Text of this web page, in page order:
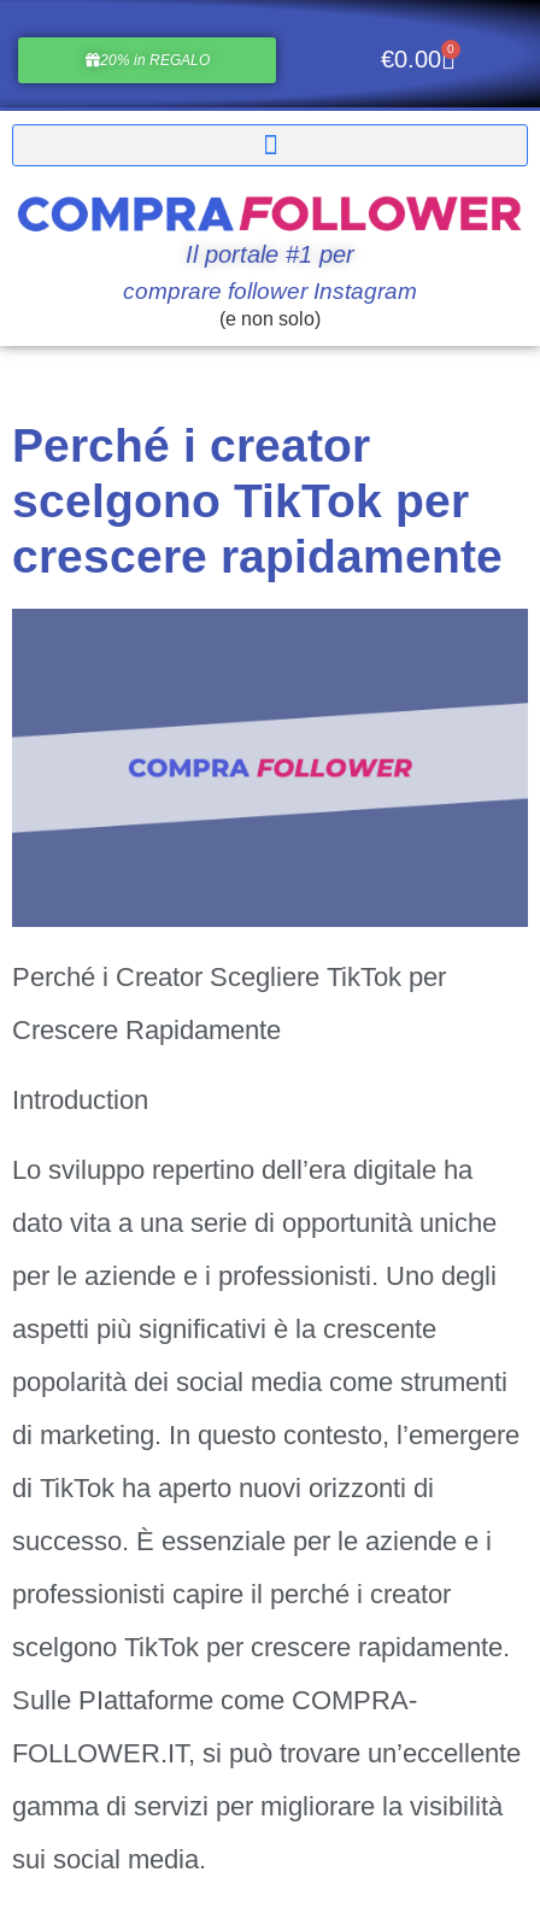
20% in REGALO €0.00 0
Il portale #1 per
comprare follower Instagram
(e non solo)
Perché i creator
scelgono TikTok per
crescere rapidamente
Perché i Creator Scegliere TikTok per
Crescere Rapidamente
Introduction
Lo sviluppo repertino dell’era digitale ha
dato vita a una serie di opportunità uniche
per le aziende e i professionisti. Uno degli
aspetti più significativi è la crescente
popolarità dei social media come strumenti
di marketing. In questo contesto, l’emergere
di TikTok ha aperto nuovi orizzonti di
successo. È essenziale per le aziende e i
professionisti capire il perché i creator
scelgono TikTok per crescere rapidamente.
Sulle PIattaforme come COMPRA-
FOLLOWER.IT, si può trovare un’eccellente
gamma di servizi per migliorare la visibilità
sui social media.